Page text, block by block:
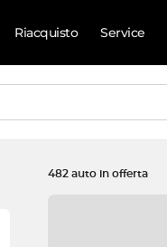
Riacquisto Service
482 auto in offerta